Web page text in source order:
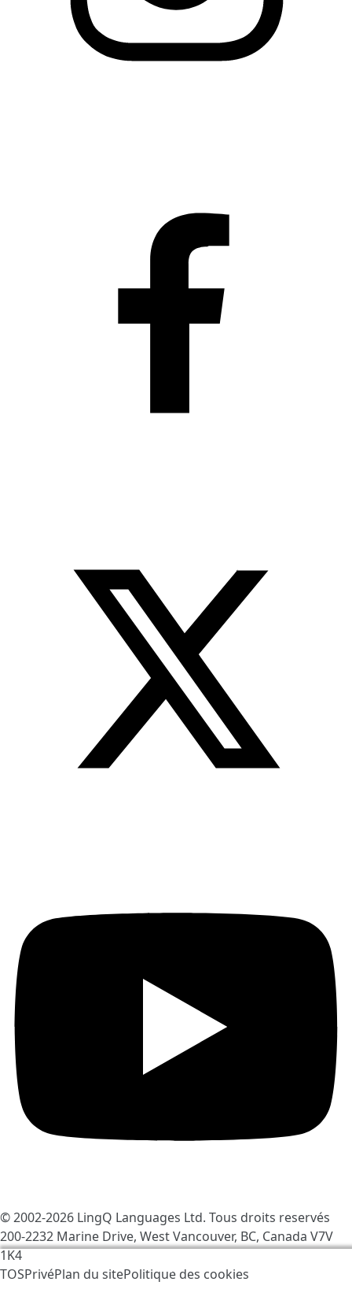
Nous utilisons des cookies pour rendre LingQ meilleur.
En visitant le site vous acceptez nosPolitique des
© 2002-2026 LingQ Languages Ltd. Tous droits reservés
200-2232 Marine Drive, West Vancouver, BC, Canada V7V
1K4
TOSPrivéPlan du sitePolitique des cookies